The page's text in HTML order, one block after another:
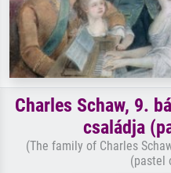
Charles Schaw, 9.
családja
(The family of Charles
(pastel